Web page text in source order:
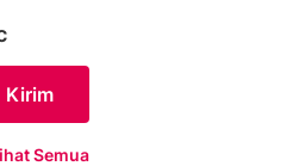
Kirim
Semua